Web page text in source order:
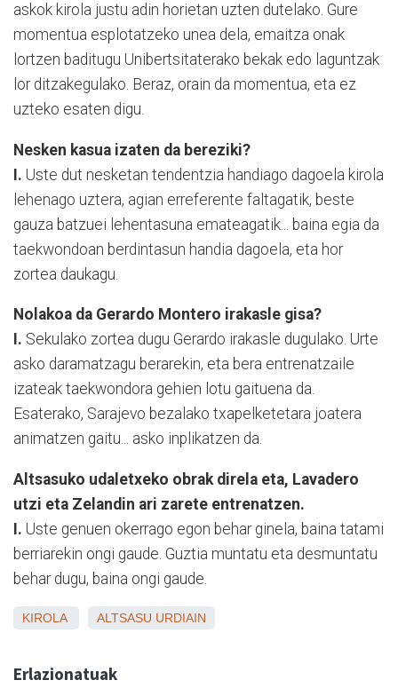
askok kirola justu adin horietan uzten dutelako. Gure
momentua esplotatzeko unea dela, emaitza onak
lortzen baditugu Unibertsitaterako bekak edo laguntzak
lor ditzakegulako. Beraz, orain da momentua, eta ez
uzteko esaten digu.
Nesken kasua izaten da bereziki?
I. Uste dut nesketan tendentzia handiago dagoela kirola
lehenago uztera, agian erreferente faltagatik, beste
gauza batzuei lehentasuna emateagatik... baina egia da
taekwondoan berdintasun handia dagoela, eta hor
zortea daukagu.
Nolakoa da Gerardo Montero irakasle gisa?
I. Sekulako zortea dugu Gerardo irakasle dugulako. Urte
asko daramatzagu berarekin, eta bera entrenatzaile
izateak taekwondora gehien lotu gaituena da.
Esaterako, Sarajevo bezalako txapelketetara joatera
animatzen gaitu... asko inplikatzen da.
Altsasuko udaletxeko obrak direla eta, Lavadero
utzi eta Zelandin ari zarete entrenatzen.
I. Uste genuen okerrago egon behar ginela, baina tatami
berriarekin ongi gaude. Guztia muntatu eta desmuntatu
behar dugu, baina ongi gaude.
KIROLA ALTSASU URDIAIN
Erlazionatuak